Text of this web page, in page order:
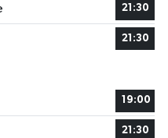
21:30
21:30
19:00
21:30